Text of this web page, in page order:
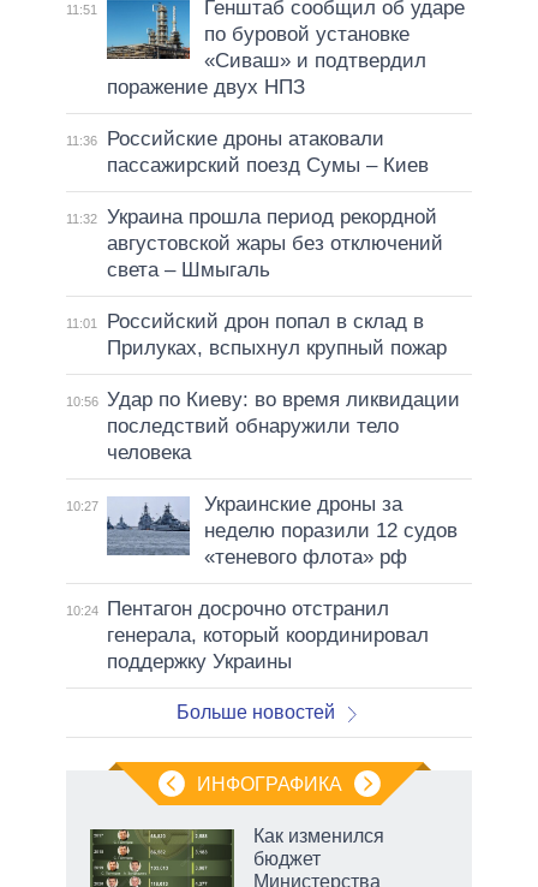
11:51
Генштаб сообщил об ударе
по буровой установке
«Сиваш» и подтвердил
поражение двух НПЗ
11:36
Российские дроны атаковали
пассажирский поезд Сумы – Киев
11:32
Украина прошла период рекордной
августовской жары без отключений
света – Шмыгаль
11:01
Российский дрон попал в склад в
Прилуках, вспыхнул крупный пожар
10:56 Удар по Киеву: во время ликвидации
последствий обнаружили тело
человека
10:27
Украинские дроны за
неделю поразили 12 судов
«теневого флота» рф
10:24
Пентагон досрочно отстранил
генерала, который координировал
поддержку Украины
Больше новостей
ИНФОГРАФИКА
Как изменился
бюджет
Министерства